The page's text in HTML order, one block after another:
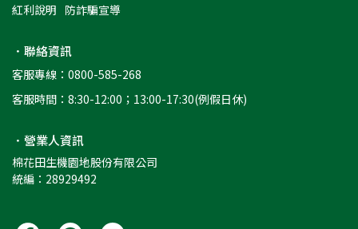
紅利說明 防詐騙宣導
．聯絡資訊
客服專線：0800-585-268
客服時間：8:30-12:00；13:00-17:30(例假日休)
．營業人資訊
棉花田生機園地股份有限公司
統編：28929492